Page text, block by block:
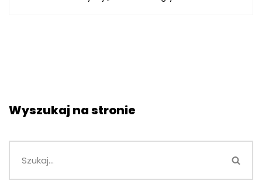
Wyszukaj na stronie